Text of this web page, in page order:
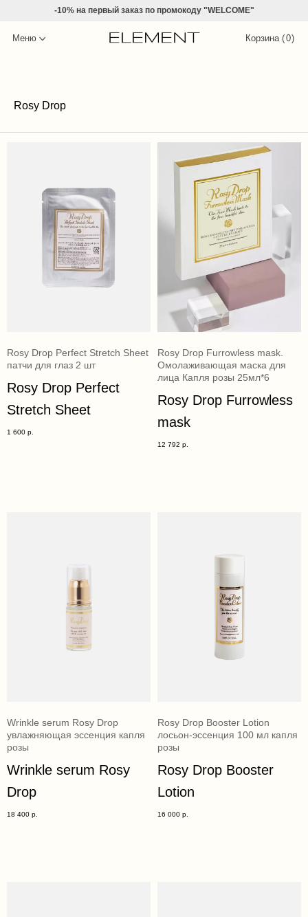
-10% напервый заказ по промокоду "WELCOME"
Корзина (0)
Меню
Rosy Drop
Rosy Drop Perfect Stretch Sheet
патчи для глаз 2 шт
Rosy Drop Perfect
Stretch Sheet
1 600 р.
Rosy Drop Furrowless mask.
Омолаживающая маска для
лица Капля розы 25мл*6
Rosy Drop Furrowless
mask
12 792 р.
Wrinkle serum Rosy Drop
увлажняющая эссенция капля
розы
Wrinkle serum Rosy
Drop
18 400 р.
Rosy Drop Booster Lotion
лосьон-эссенция 100 мл капля
розы
Rosy Drop Booster
Lotion
16 000 р.